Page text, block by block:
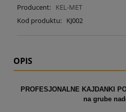
Producent: KEL-MET
Kod produktu: KJ002
OPIS
PROFESJONALNE KAJDANKI
na grube